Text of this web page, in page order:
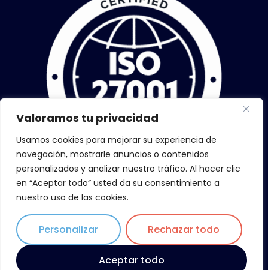
Valoramos tu privacidad
Usamos cookies para mejorar su experiencia de
navegación, mostrarle anuncios o contenidos
personalizados y analizar nuestro tráfico. Al hacer clic
en “Aceptar todo” usted da su consentimiento a
nuestro uso de las cookies.
Personalizar Rechazar todo
Aceptar todo
Copyright © 2026 ZiLoWi, todos los derechos reservados